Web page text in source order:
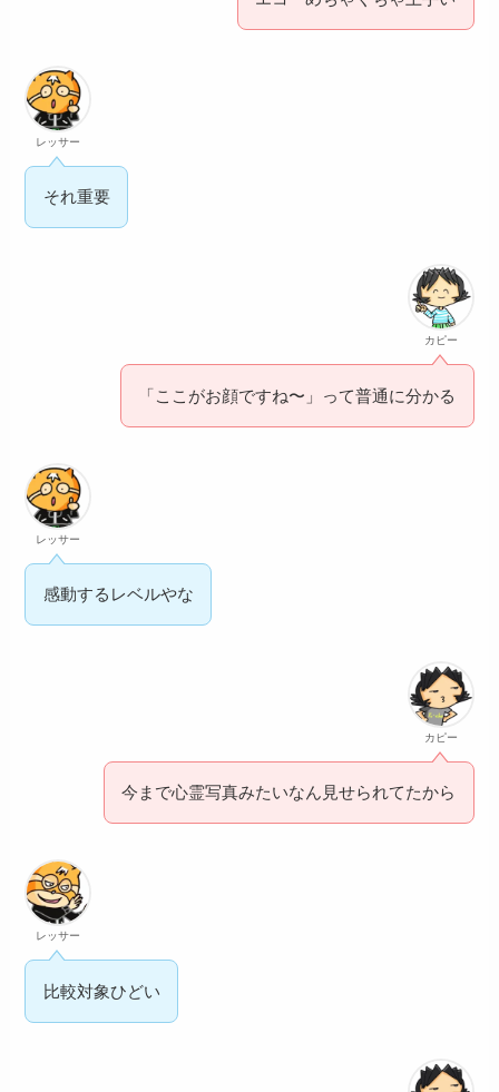
レッサー
それ重要
カピー
「ここがお顔ですね〜」って普通に分かる
レッサー
感動するレベルやな
カピー
今まで心霊写真みたいなん見せられてたから
レッサー
比較対象ひどい